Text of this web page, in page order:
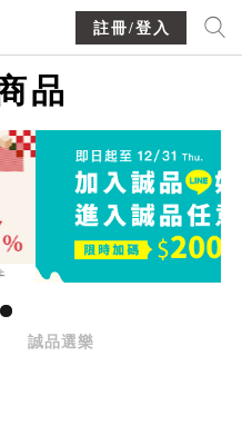
註冊/登入
品
誠品選樂